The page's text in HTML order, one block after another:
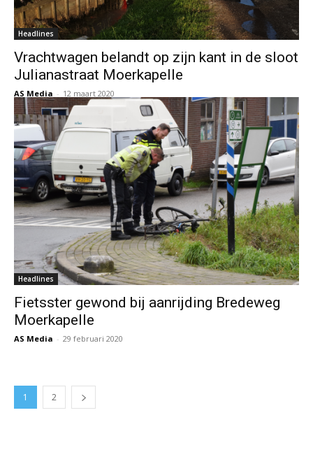
Headlines
Vrachtwagen belandt op zijn kant in de sloot
Julianastraat Moerkapelle
AS Media - 12 maart 2020
Headlines
Fietsster gewond bij aanrijding Bredeweg
Moerkapelle
AS Media - 29 februari 2020
1 2